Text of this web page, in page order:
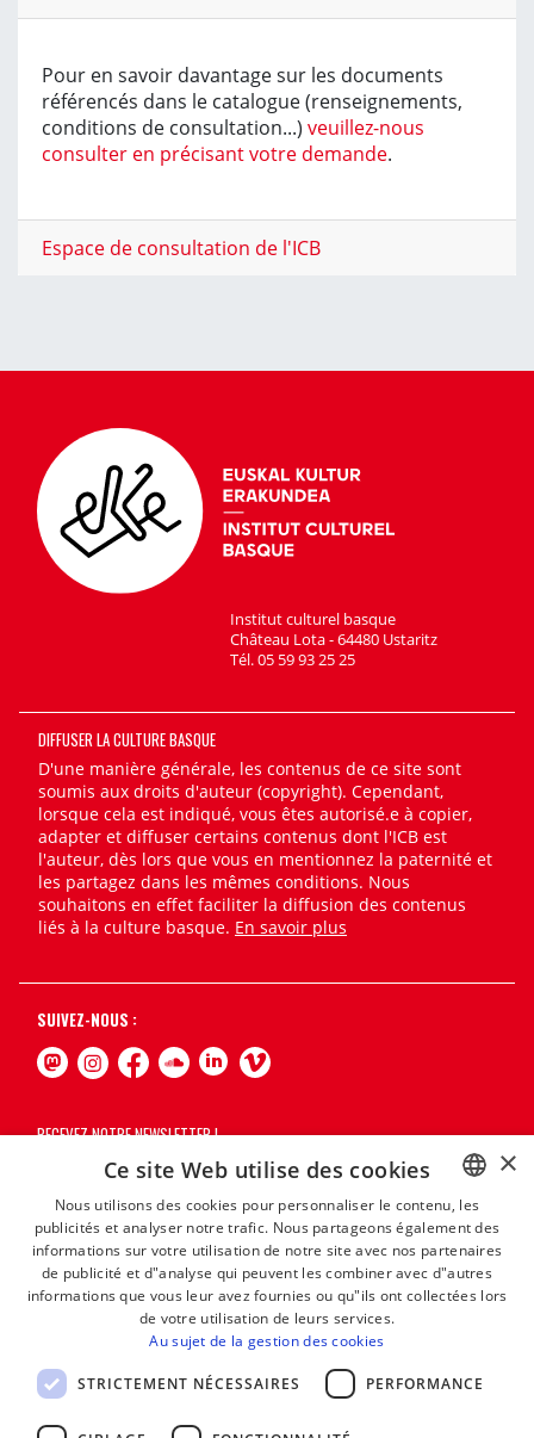
Pour en savoir davantage sur les documents
référencés dans le catalogue (renseignements,
conditions de consultation...) veuillez-nous
consulter en précisant votre demande.
Espace de consultation de l'ICB
Institut culturel basque
Château Lota - 64480 Ustaritz
Tél. 05 59 93 25 25
DIFFUSER LA CULTURE BASQUE
D'une manière générale, les contenus de ce site sont
soumis aux droits d'auteur (copyright). Cependant,
lorsque cela est indiqué, vous êtes autorisé.e à copier,
adapter et diffuser certains contenus dont l'ICB est
l'auteur, dès lors que vous en mentionnez la paternité et
les partagez dans les mêmes conditions. Nous
souhaitons en effet faciliter la diffusion des contenus
liés à la culture basque. En savoir plus
SUIVEZ-NOUS :
RECEVEZ NOTRE NEWSLETTER !
BASQUE
FRENCH
×
Ce site Web utilise des cookies
Nous utilisons des cookies pour personnaliser le contenu, les
publicités et analyser notre trafic. Nous partageons également des
informations sur votre utilisation de notre site avec nos partenaires
de publicité et d"analyse qui peuvent les combiner avec d"autres
informations que vous leur avez fournies ou qu"ils ont collectées lors
de votre utilisation de leurs services.
Au sujet de la gestion des cookies
STRICTEMENT NÉCESSAIRES PERFORMANCE